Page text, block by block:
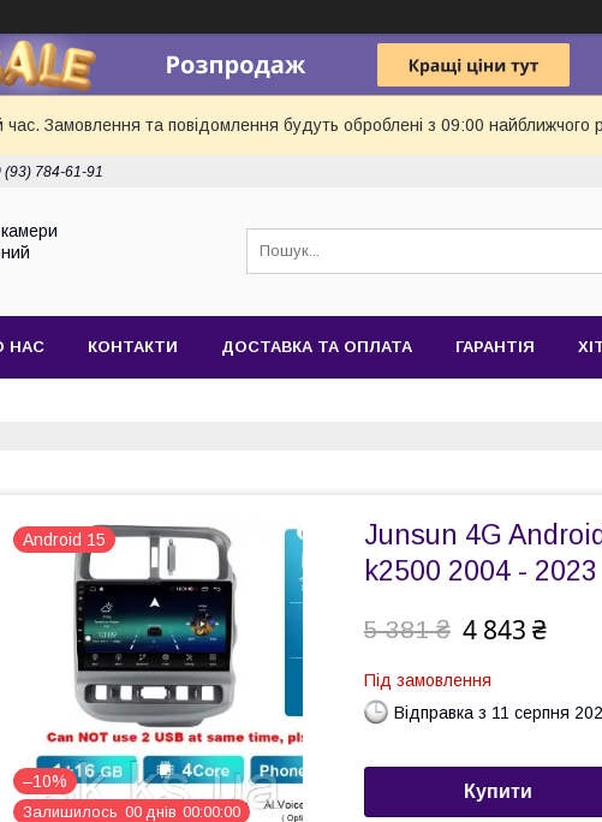
час. Замовлення та повідомлення будуть оброблені з 09:00
(93) 784-61-91
НАС КОНТАКТИ ДОСТАВКА ТА ОПЛАТА ГАРАНТІЯ
Android 15
–10%
Залишилось 00 днів 00 00 00
Junsun 4G
k2500 2004 - 2023
5 381 ₴ 4 843 ₴
Під замовлення
Відправка з 11 серпня
Купити